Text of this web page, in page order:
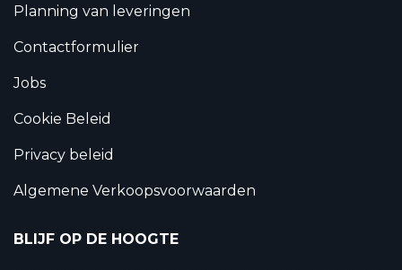
Planning van leveringen
Contactformulier
Jobs
Cookie Beleid
Privacy beleid
Algemene Verkoopsvoorwaarden
BLIJF OP DE HOOGTE